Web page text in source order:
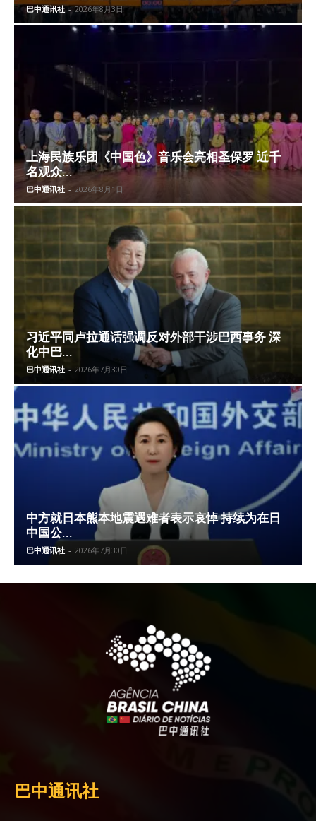
巴中通讯社 - 2026年8月3日
上海民族乐团《中国色》音乐会亮相圣保罗 近千
名观众...
巴中通讯社 - 2026年8月1日
习近平同卢拉通话强调反对外部干涉巴西事务 深
化中巴...
巴中通讯社 - 2026年7月30日
中方就日本熊本地震遇难者表示哀悼 持续为在日
中国公...
巴中通讯社 - 2026年7月30日
巴中通讯社